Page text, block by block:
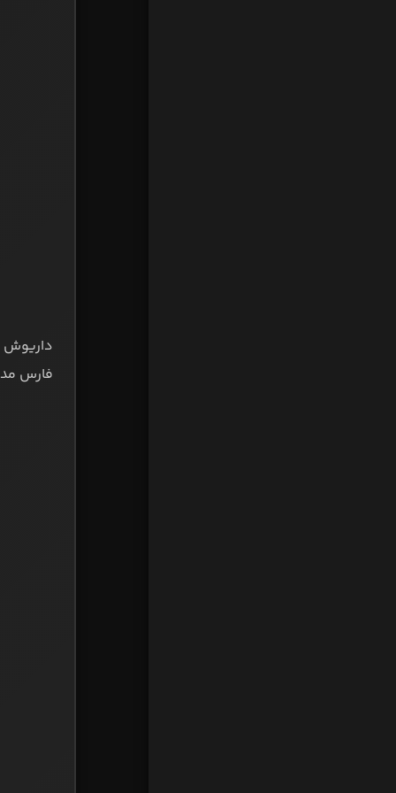
داریوش
فارس